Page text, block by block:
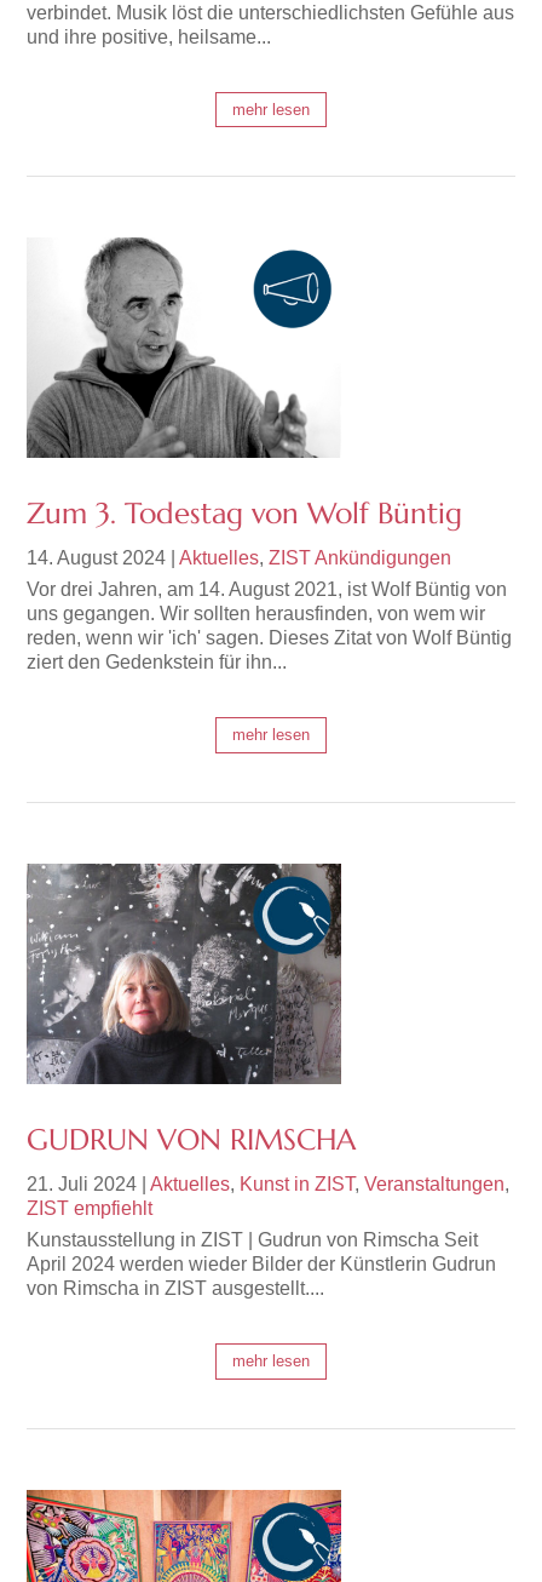
verbindet. Musik löst die unterschiedlichsten Gefühle aus
und ihre positive, heilsame...
mehr lesen
Zum 3. Todestag von Wolf Büntig
14. August 2024 |Aktuelles,ZIST Ankündigungen
Vor drei Jahren, am 14. August 2021, ist Wolf Büntig von
uns gegangen. Wir sollten herausfinden, von wem wir
reden, wenn wir 'ich' sagen. Dieses Zitat von Wolf Büntig
ziert den Gedenkstein für ihn...
mehr lesen
GUDRUN VON RIMSCHA
21. Juli 2024 |Aktuelles, Kunst in ZIST,Veranstaltungen,
ZIST empfiehlt
Kunstausstellung in ZIST | Gudrun von Rimscha Seit
April 2024 werden wieder Bilder der Künstlerin Gudrun
von Rimscha in ZIST ausgestellt....
mehr lesen